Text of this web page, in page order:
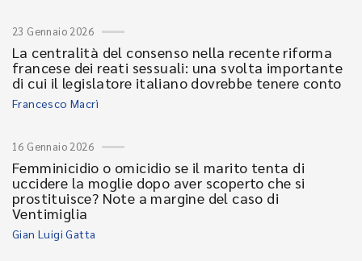
23 Gennaio 2026
La centralità del consenso nella recente riforma
francese dei reati sessuali: una svolta importante
di cui il legislatore italiano dovrebbe tenere conto
Francesco Macrì
16 Gennaio 2026
Femminicidio o omicidio se il marito tenta di
uccidere la moglie dopo aver scoperto che si
prostituisce? Note a margine del caso di
Ventimiglia
Gian Luigi Gatta